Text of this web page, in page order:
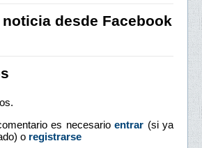
desde Facebook
es necesario entrar (si ya
o registrarse